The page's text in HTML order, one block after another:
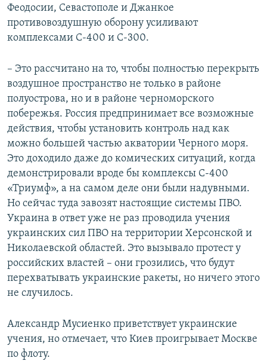
Феодосии, Севастополе и Джанкое
противовоздушную оборону усиливают
комплексами С-400 и С-300.
– Это рассчитано на то, чтобы полностью перекрыть
воздушное пространство не только в районе
полуострова, но и в районе черноморского
побережья. Россия предпринимает все возможные
действия, чтобы установить контроль над как
можно большей частью акватории Черного моря.
Это доходило даже до комических ситуаций, когда
демонстрировали вроде бы комплексы С-400
«Триумф», а на самом деле они были надувными.
Но сейчас туда завозят настоящие системы ПВО.
Украина в ответ уже не раз проводила учения
украинских сил ПВО на территории Херсонской и
Николаевской областей. Это вызывало протест у
российских властей – они грозились, что будут
перехватывать украинские ракеты, но ничего этого
не случилось.
Александр Мусиенко приветствует украинские
учения, но отмечает, что Киев проигрывает Москве
по флоту.